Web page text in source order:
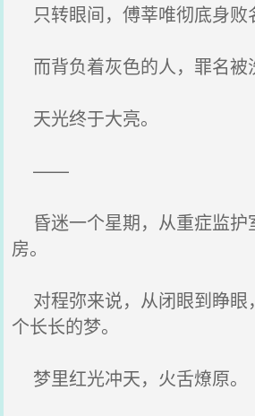
只转眼间，傅莘唯彻底身败
而背负着灰色的人，罪名被
天光终于大亮。
——
昏迷一个星期，从重症监护
房。
对程弥来说，从闭眼到睁眼
个长长的梦。
梦里红光冲天，火舌燎原。